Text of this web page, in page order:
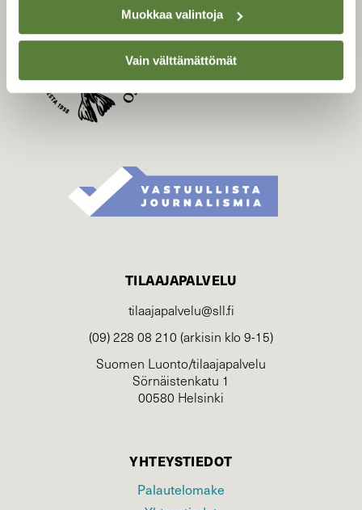
Muokkaa valintoja
Vain välttämättömät
Suomen Luonto -lehden
luonnonsuojelu­liitto
TILAAJAPALVELU
tilaajapalvelu@sll.fi
(09) 228 08 210 (arkisin klo 9-15)
Suomen Luonto/tilaajapalvelu
Sörnäistenkatu 1
00580 Helsinki
YHTEYSTIEDOT
Palautelomake